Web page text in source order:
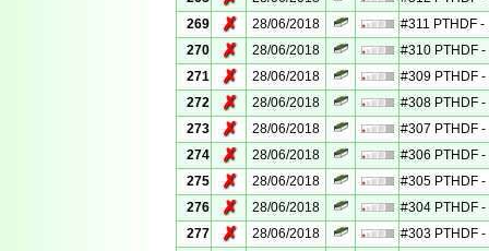
269
✗ 28/06/2018
#311 PTHDF
270
✗ 28/06/2018
#310 PTHDF
271
✗ 28/06/2018
#309 PTHDF
272
✗ 28/06/2018
#308 PTHDF
273
✗ 28/06/2018
#307 PTHDF
274
✗ 28/06/2018
#306 PTHDF
275
✗ 28/06/2018
#305 PTHDF
276
✗ 28/06/2018
#304 PTHDF
277
✗ 28/06/2018 #303 PTHDF